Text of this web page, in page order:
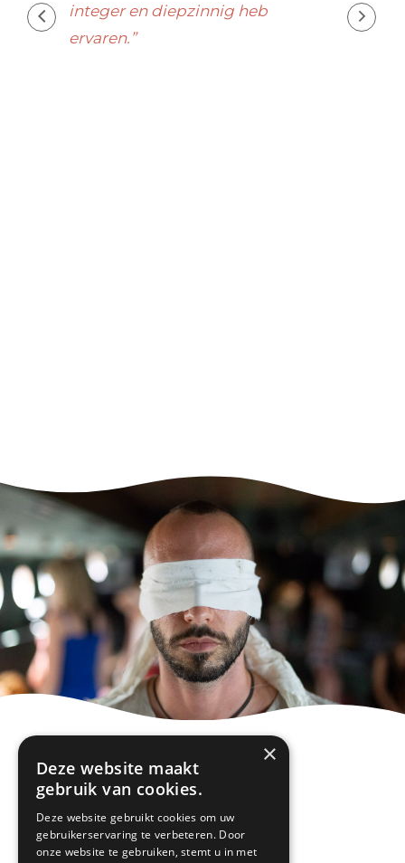
integer en diepzinnig heb
ervaren.”
×
Deze website maakt
gebruik van cookies.
Deze website gebruikt cookies om uw
gebruikerservaring te verbeteren. Door
onze website te gebruiken, stemt u in met